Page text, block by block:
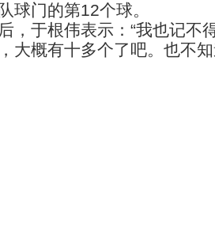
球门的第12个球。
于根伟表示：“我也记不
大概有十多个了吧。 也不